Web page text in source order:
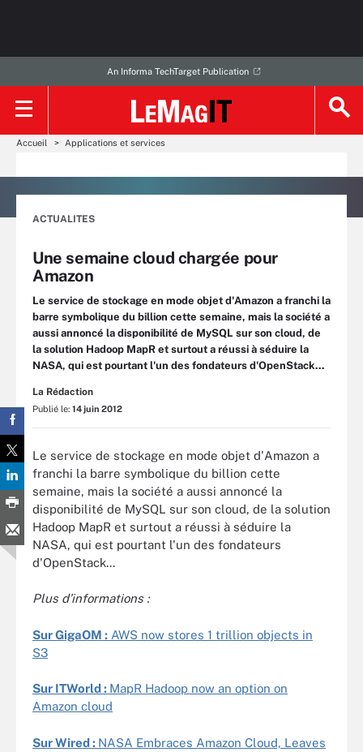
An Informa TechTarget Publication
Accueil Applications et services
ACTUALITES
Une semaine cloud chargée pour
Amazon
Le service de stockage en mode objet d'Amazon a franchi la
barre symbolique du billion cette semaine, mais la société a
aussi annoncé la disponibilité de MySQL sur son cloud, de
la solution Hadoop MapR et surtout a réussi à séduire la
NASA, qui est pourtant l'un des fondateurs d'OpenStack...
La Rédaction
Publié le: 14 juin 2012
Le service de stockage en mode objet d'Amazon a
franchi la barre symbolique du billion cette
semaine, mais la société a aussi annoncé la
disponibilité de MySQL sur son cloud, de la solution
Hadoop MapR et surtout a réussi à séduire la
NASA, qui est pourtant l'un des fondateurs
d'OpenStack...
Plus d’informations :
Sur GigaOM : AWS now stores 1 trillion objects in
S3
Sur ITWorld : MapR Hadoop now an option on
Amazon cloud
Sur Wired : NASA Embraces Amazon Cloud, Leaves